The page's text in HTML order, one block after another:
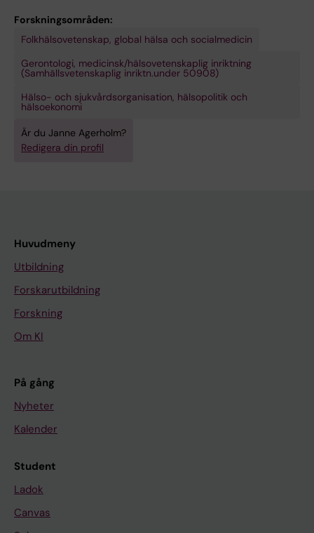
Forskningsområden:
Folkhälsovetenskap, global hälsa och socialmedicin
Gerontologi, medicinsk/hälsovetenskaplig inriktning
(Samhällsvetenskaplig inriktn.under 50908)
Hälso- och sjukvårdsorganisation, hälsopolitik och
hälsoekonomi
Är du Janne Agerholm?
Redigera din profil
Huvudmeny
Utbildning
Forskarutbildning
Forskning
Om KI
På gång
Nyheter
Kalender
Student
Ladok
Canvas